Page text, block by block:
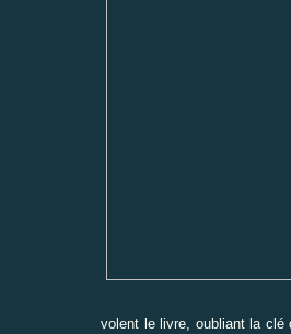
volent le livre, oubliant la clé